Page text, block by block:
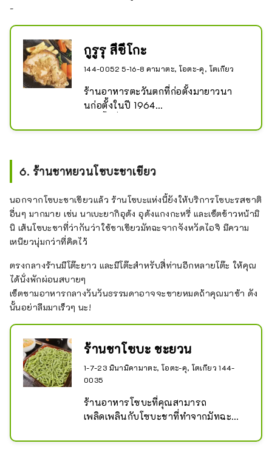
-
กูรูรุ สึซึโกะ
144-0052 5-16-8 คามาตะ, โอตะ-คุ, โตเกียว
ร้านอาหารตะวันตกที่ก่อตั้งมายาวนา
นก่อตั้งในปี 1964
ซึ่งปรุงโดยหัวหน้าพ่อครัวซึ่งเป็นอดีตนัก
อาหารกลางวันประกอบด้วยสลัด ข้าว
และซุปมิโซะ
ผ่านได้ง่าย นอกจากแครอทและมันฝรั่ง
ที่โรยหน้าแล้วแช่ในซีอิ๊วสูตรพิเศษของ
เราแล้ว คุณจะหยุดกินไม่ได้เลย!
6. ร้านชาหยวนโซบะชาเขียว
นอกจากโซบะชาเขียวแล้ว ร้านโซบะแห่งนี้ยังให้บริการโซบะรสชาติ
อื่นๆ มากมาย เช่น นาเบะยากิอุด้ง อุด้งแกงกะหรี่ และเซ็ตข้าวหน้ามิ
นิ เส้นโซบะชาที่ว่ากันว่าใช้ชาเขียวมัทฉะจากจังหวัดไอจิ มีความ
เหนียวนุ่มกว่าที่คิดไว้
ตรงกลางร้านมีโต๊ะยาว และมีโต๊ะสำหรับสี่ท่านอีกหลายโต๊ะ ให้คุณ
ได้นั่งพักผ่อนสบายๆ
เซ็ตชามอาหารกลางวันวันธรรมดาอาจจะขายหมดถ้าคุณมาช้า ดัง
นั้นอย่าลืมมาเร็วๆ นะ!
ร้านชาโซบะ ชะยวน
1-7-23 มินามิคามาตะ, โอตะ-คุ, โตเกียว 144-
0035
ร้านอาหารโซบะที่คุณสามารถ
เพลิดเพลินกับโซบะชาที่ทำจากมัทฉะ